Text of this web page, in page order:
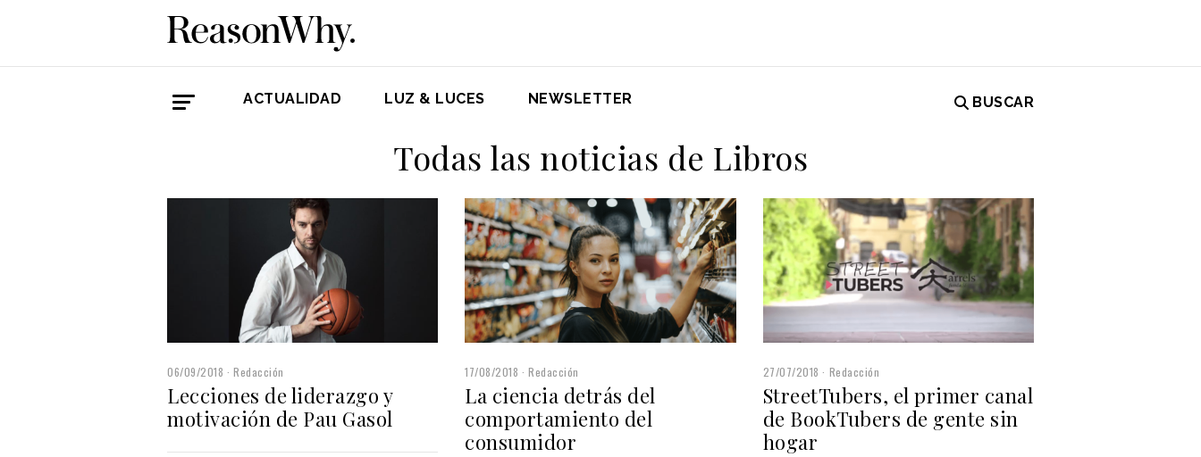
ACTUALIDAD LUZ & LUCES NEWSLETTER BUSCAR
Todas las noticias de Libros
06/09/2018 Redacción
Lecciones de liderazgo y
motivación de Pau Gasol
17/08/2018 Redacción
La ciencia detrás del
comportamiento del
consumidor
27/07/2018 Redacción
StreetTubers, el primer canal
de BookTubers de gente sin
hogar